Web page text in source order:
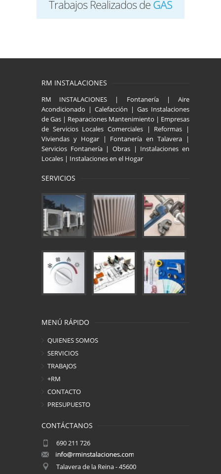
Trabajos Realizados de GAS
RM INSTALACIONES
RM INSTALACIONES | Fontanería | Aire
Acondicionado | Calefacción | Gas Instalaciones
de Gas | Reparaciones Mantenimiento | Empresas
de Servicios Locales Comerciales | Reformas |
Viviendas y Hogar | Fontanería en Talavera |
Servicios Fontanería | Obras | Instalaciones en
Locales | Instalaciones en el Hogar
SERVICIOS
MENÚ RÁPIDO
QUIENES SOMOS
SERVICIOS
TRABAJOS
+RM
CONTACTO
PRESUPUESTO
CONTÁCTANOS
690 211 726
Talavera de la Reina - 45600